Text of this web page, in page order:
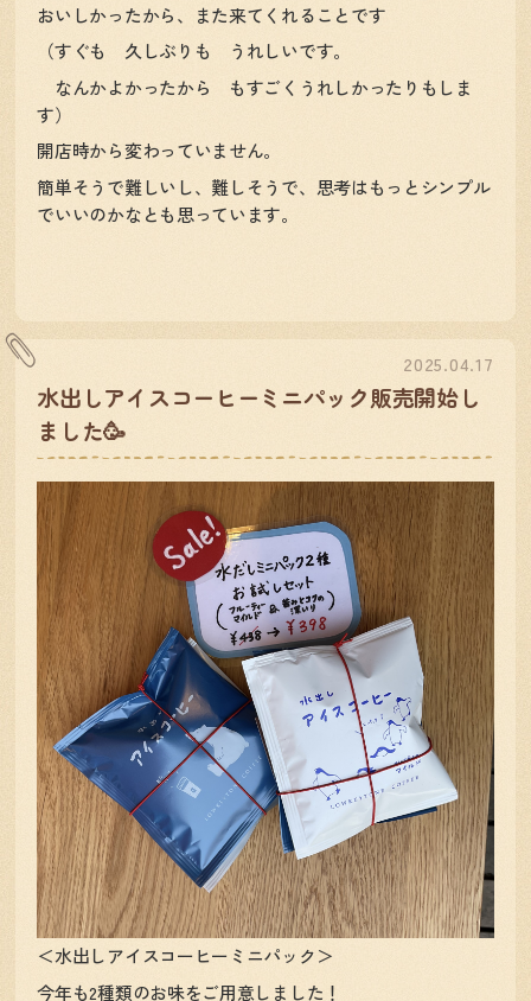
おいしかったから、また来てくれることです
（すぐも 久しぶりも うれしいです。
なんかよかったから もすごくうれしかったりもしま
す）
開店時から変わっていません。
簡単そうで難しいし、難しそうで、思考はもっとシンプル
でいいのかなとも思っています。
2025.04.17
水出しアイスコーヒーミニパック販売開始し
ました🥳
＜水出しアイスコーヒーミニパック＞
今年も2種類のお味をご用意しました！